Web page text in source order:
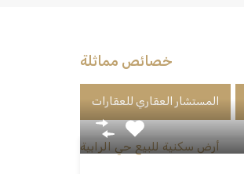
خصائص مماثلة
المستشار العقاري للعقارات